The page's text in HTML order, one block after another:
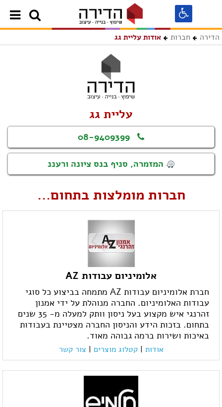
הדירה חברות אודות עליית גג
עליית גג
08-9409399
המזמרה, סניף בנס ציונה ורעננ
חברות מומלצות בתחום...
אלומיניום עבודות AZ
חברת אלומיניום עבודות AZ מתמחה בביצוע כל סוגי
עבודות האלומיניום. החברה מנוהלת על ידי אמנון
זהרנגי איש מקצוע בעל ניסון וותק למעלה מ- 35 שנים
בתחום. בזכות הידע והניסון החברה מצטיינת בעבודות
באיכות ושירות ברמה גבוהה מאוד.
אודות | קטלוג מוצרים | צור קשר